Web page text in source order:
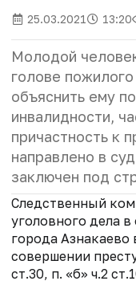
25.03.2021 13:20
Молодой
голове
объяснить ему
инвалидности,
причастность к
направлено в
заключен под
Следственный
уголовного дела
города Азнакаево
совершении
ст.30, п. «б» ч.2